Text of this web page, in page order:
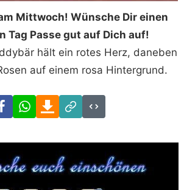
Mittwoch! Wünsche Dir einen
Tag Passe gut auf Dich auf!
hält ein rotes Herz, daneben
auf einem rosa Hintergrund.
FacebookWhatsAppDownload
Link
Code